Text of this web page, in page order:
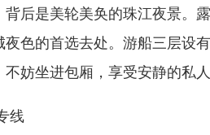
后是美轮美奂的珠江夜景。
夜色的首选去处。游船三层设
不妨坐进包厢，享受安静的私
线